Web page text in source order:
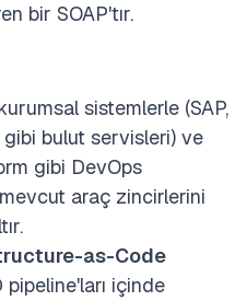
bir SOAP'tır.
sistemlerle (SAP,
gibi bulut servisleri) ve
gibi DevOps
araç zincirlerini
as-Code
içinde